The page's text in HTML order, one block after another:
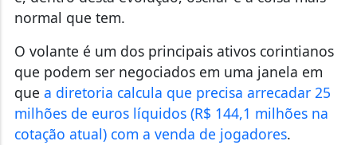
normal que tem.
O volante é um dos principais ativos corintianos
que podem ser negociados em uma janela em
que a diretoria calcula que precisa arrecadar 25
milhões de euros líquidos (R$ 144,1 milhões na
cotação atual) com a venda de jogadores.